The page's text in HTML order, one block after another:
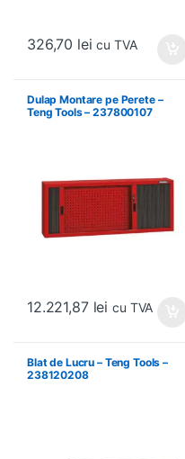
326,70 lei cu TVA
Dulap Montare pe Perete –
Teng Tools – 237800107
12.221,87 lei cu TVA
Blat de Lucru – Teng Tools –
238120208